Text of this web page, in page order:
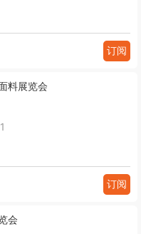
订阅
料展览会
订阅
会